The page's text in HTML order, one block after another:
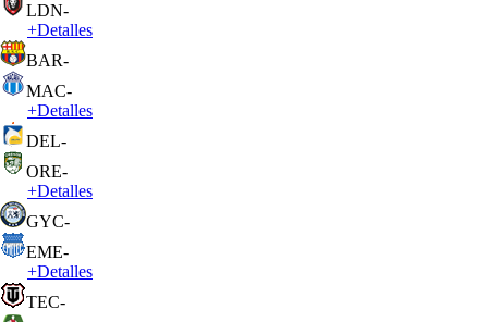
LDN-
+Detalles
BAR-
MAC-
+Detalles
DEL-
ORE-
+Detalles
GYC-
EME-
+Detalles
TEC-